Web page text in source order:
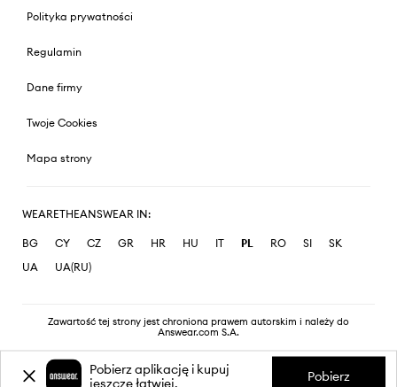
Polityka prywatności
Regulamin
Dane firmy
Twoje Cookies
Mapa strony
WEARETHEANSWEAR IN:
BG CY CZ GR HR HU IT PL RO SI
SK
UA
UA(RU)
Zawartość tej strony jest chroniona prawem autorskim i należy do
Answear.com S.A.
Pobierz aplikację i kupuj
jeszcze łatwiej.
Pobierz